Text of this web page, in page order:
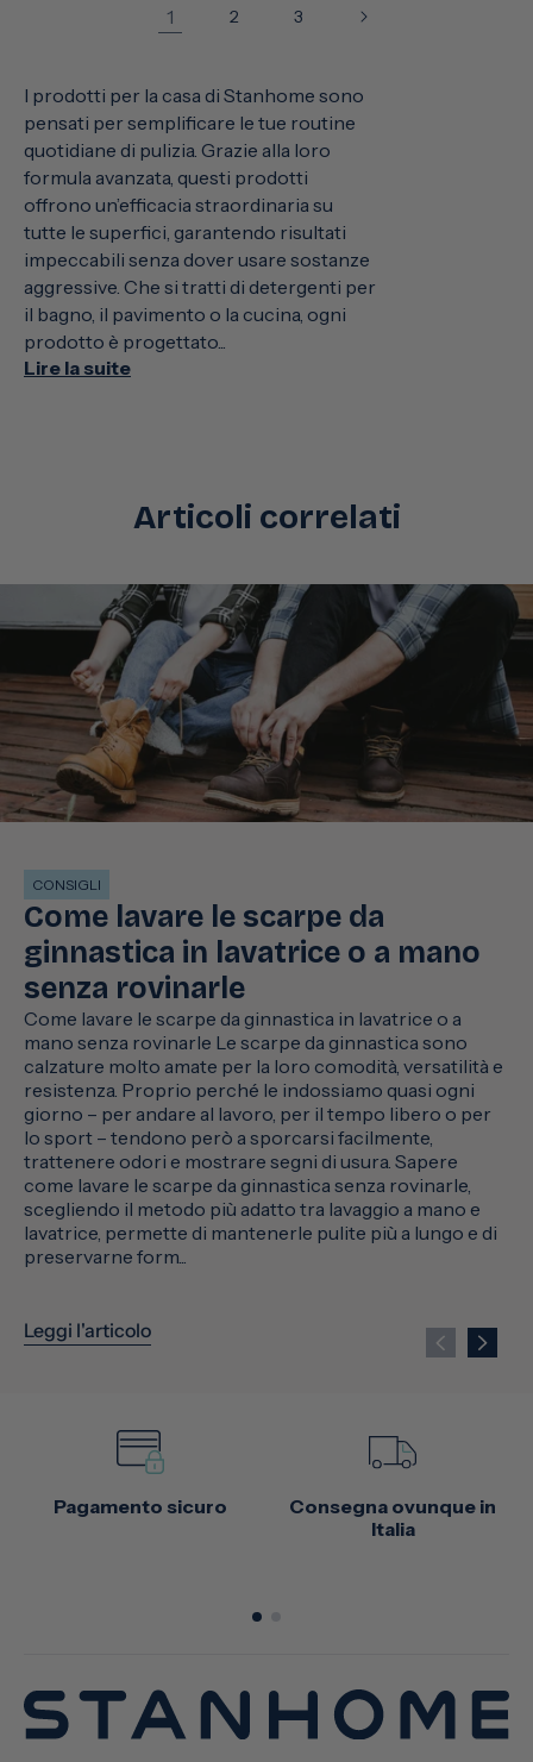
1 2 3
I prodotti per la casa di Stanhome sono
pensati per semplificare le tue routine
quotidiane di pulizia. Grazie alla loro
formula avanzata, questi prodotti
offrono un’efficacia straordinaria su
tutte le superfici, garantendo risultati
impeccabili senza dover usare sostanze
aggressive. Che si tratti di detergenti per
il bagno, il pavimento o la cucina, ogni
prodotto è progettato...
Lire la suite
Articoli correlati
CONSIGLI
Come lavare le scarpe da
ginnastica in lavatrice o a mano
senza rovinarle
Come lavare le scarpe da ginnastica in lavatrice o a
mano senza rovinarle Le scarpe da ginnastica sono
calzature molto amate per la loro comodità, versatilità e
resistenza. Proprio perché le indossiamo quasi ogni
giorno – per andare al lavoro, per il tempo libero o per
lo sport – tendono però a sporcarsi facilmente,
trattenere odori e mostrare segni di usura. Sapere
come lavare le scarpe da ginnastica senza rovinarle,
scegliendo il metodo più adatto tra lavaggio a mano e
lavatrice, permette di mantenerle pulite più a lungo e di
preservarne form...
Leggi l'articolo
Pagamento sicuro
Consegna ovunque in
Italia